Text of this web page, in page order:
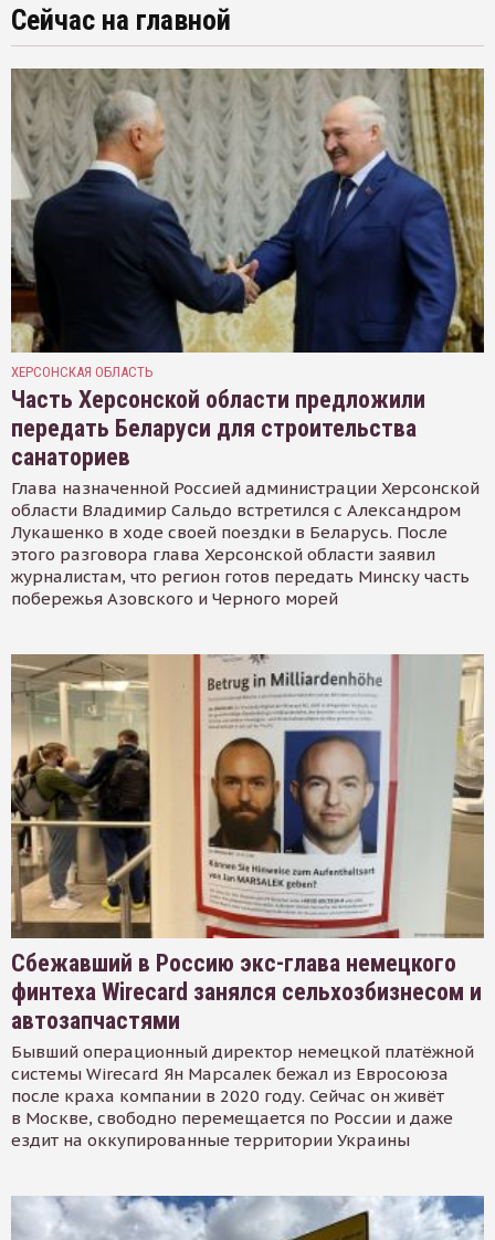
Сейчас на главной
ХЕРСОНСКАЯ ОБЛАСТЬ
Часть Херсонской области предложили
передать Беларуси для строительства
санаториев
Глава назначенной Россией администрации Херсонской
области Владимир Сальдо встретился с Александром
Лукашенко в ходе своей поездки в Беларусь. После
этого разговора глава Херсонской области заявил
журналистам, что регион готов передать Минску часть
побережья Азовского и Черного морей
Сбежавший в Россию экс-глава немецкого
финтеха Wirecard занялся сельхозбизнесом и
автозапчастями
Бывший операционный директор немецкой платёжной
системы Wirecard Ян Марсалек бежал из Евросоюза
после краха компании в 2020 году. Сейчас он живёт
в Москве, свободно перемещается по России и даже
ездит на оккупированные территории Украины